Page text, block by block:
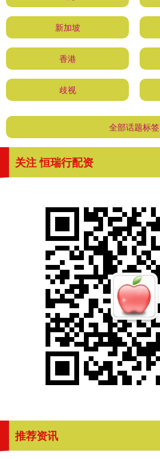
新加坡
香港
歧视
全部话题标签
关注 恒瑞行配资
推荐资讯